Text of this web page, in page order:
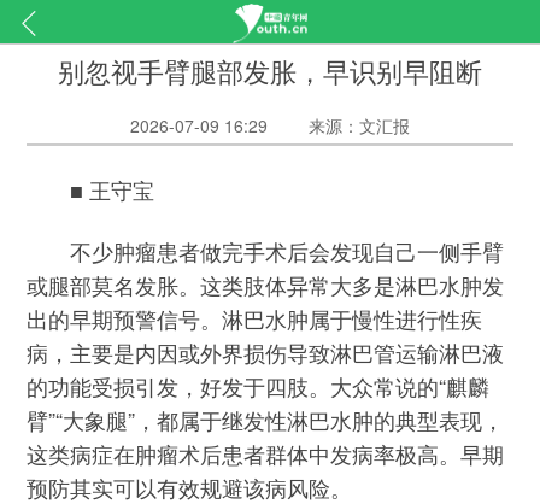
别忽视手臂腿部发胀，早识别早阻断
2026-07-09 16:29 来源：文汇报
■ 王守宝
不少肿瘤患者做完手术后会发现自己一侧手臂
或腿部莫名发胀。这类肢体异常大多是淋巴水肿发
出的早期预警信号。淋巴水肿属于慢性进行性疾
病，主要是内因或外界损伤导致淋巴管运输淋巴液
的功能受损引发，好发于四肢。大众常说的“麒麟
臂”“大象腿”，都属于继发性淋巴水肿的典型表现，
这类病症在肿瘤术后患者群体中发病率极高。早期
预防其实可以有效规避该病风险。